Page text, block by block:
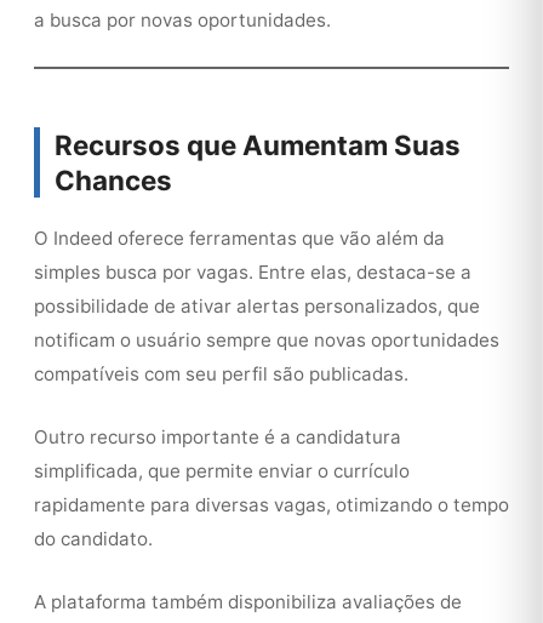
a busca por novas oportunidades.
Recursos que Aumentam Suas
Chances
O Indeed oferece ferramentas que vão além da
simples busca por vagas. Entre elas, destaca-se a
possibilidade de ativar alertas personalizados, que
notificam o usuário sempre que novas oportunidades
compatíveis com seu perfil são publicadas.
Outro recurso importante é a candidatura
simplificada, que permite enviar o currículo
rapidamente para diversas vagas, otimizando o tempo
do candidato.
A plataforma também disponibiliza avaliações de